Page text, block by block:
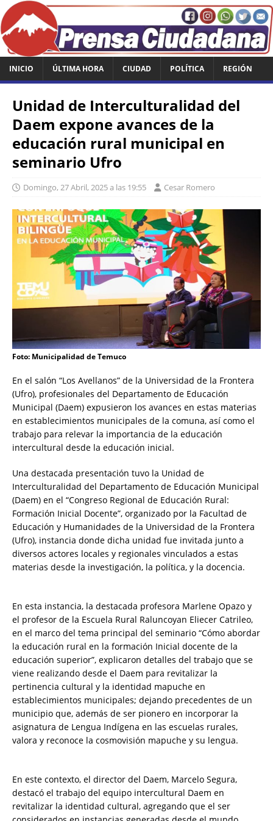
INICIO ÚLTIMA HORA CIUDAD POLÍTICA REGIÓN
Unidad de Interculturalidad del
Daem expone avances de la
educación rural municipal en
seminario Ufro
Domingo, 27 Abril, 2025 a las 19:55 Cesar Romero
Foto: Municipalidad de Temuco
En el salón “Los Avellanos” de la Universidad de la Frontera
(Ufro), profesionales del Departamento de Educación
Municipal (Daem) expusieron los avances en estas materias
en establecimientos municipales de la comuna, así como el
trabajo para relevar la importancia de la educación
intercultural desde la educación inicial.
Una destacada presentación tuvo la Unidad de
Interculturalidad del Departamento de Educación Municipal
(Daem) en el “Congreso Regional de Educación Rural:
Formación Inicial Docente”, organizado por la Facultad de
Educación y Humanidades de la Universidad de la Frontera
(Ufro), instancia donde dicha unidad fue invitada junto a
diversos actores locales y regionales vinculados a estas
materias desde la investigación, la política, y la docencia.
En esta instancia, la destacada profesora Marlene Opazo y
el profesor de la Escuela Rural Raluncoyan Eliecer Catrileo,
en el marco del tema principal del seminario “Cómo abordar
la educación rural en la formación Inicial docente de la
educación superior”, explicaron detalles del trabajo que se
viene realizando desde el Daem para revitalizar la
pertinencia cultural y la identidad mapuche en
establecimientos municipales; dejando precedentes de un
municipio que, además de ser pionero en incorporar la
asignatura de Lengua Indígena en las escuelas rurales,
valora y reconoce la cosmovisión mapuche y su lengua.
En este contexto, el director del Daem, Marcelo Segura,
destacó el trabajo del equipo intercultural Daem en
revitalizar la identidad cultural, agregando que el ser